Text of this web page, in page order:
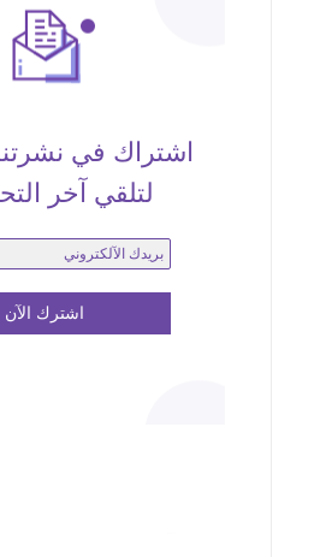
اشتراك في نشرتنا
لتلقي آخر